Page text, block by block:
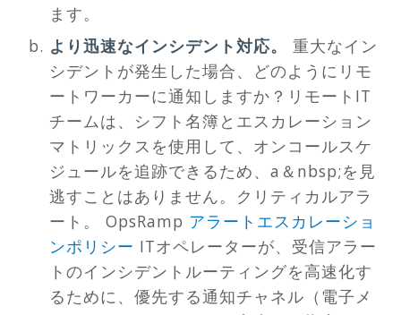
ます。
より迅速なインシデント対応。
重大なイン
シデントが発生した場合、どのようにリモ
ートワーカーに通知しますか？リモートIT
チームは、シフト名簿とエスカレーション
マトリックスを使用して、オンコールスケ
ジュールを追跡できるため、a＆nbsp;を見
逃すことはありません。クリティカルアラ
ート。 OpsRamp アラートエスカレーショ
ンポリシー ITオペレーターが、受信アラー
トのインシデントルーティングを高速化す
るために、優先する通知チャネル（電子メ